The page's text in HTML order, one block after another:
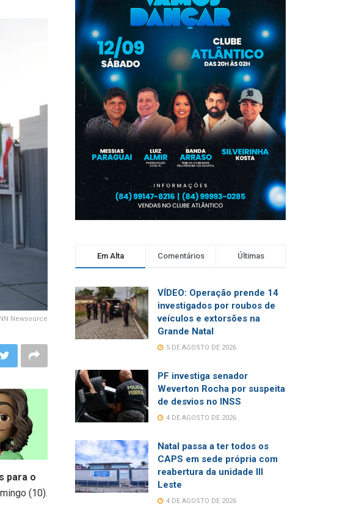
Newsource
para o
(10).
Em Alta Comentários Últimas
VÍDEO: Operação prende 14
investigados por roubos de
veículos e extorsões na
Grande Natal
5 DE AGOSTO DE 2026
PF investiga senador
Weverton Rocha por suspeita
de desvios no INSS
4 DE AGOSTO DE 2026
Natal passa a ter todos os
CAPS em sede própria com
reabertura da unidade III
Leste
4 DE AGOSTO DE 2026